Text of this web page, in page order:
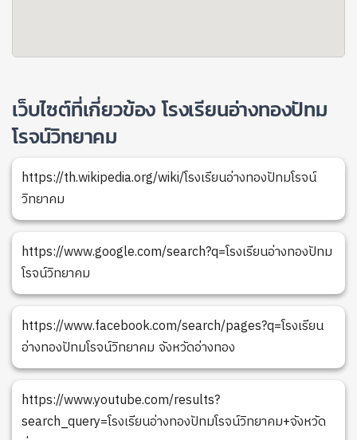
เว็บไซต์ที่เกี่ยวข้อง โรงเรียนอ่างทองปัทม
โรจน์วิทยาคม
https://th.wikipedia.org/wiki/โรงเรียนอ่างทองปัทมโรจน์
วิทยาคม
https://www.google.com/search?q=โรงเรียนอ่างทองปัทม
โรจน์วิทยาคม
https://www.facebook.com/search/pages?q=โรงเรียน
อ่างทองปัทมโรจน์วิทยาคม จังหวัดอ่างทอง
https://www.youtube.com/results?
search_query=โรงเรียนอ่างทองปัทมโรจน์วิทยาคม+จังหวัด